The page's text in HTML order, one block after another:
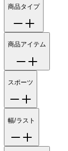
商品タイプ
商品アイテム
スポーツ
幅/ラスト